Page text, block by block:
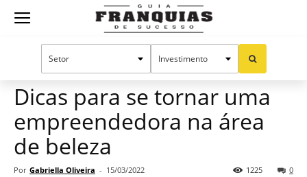
Guia
Mercado de franquias Publieditorial
Dicas para se tornar uma
empreendedora na área
de beleza
Por Gabriella Oliveira - 15/03/2022 0
1225